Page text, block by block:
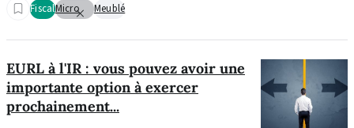
FiscalMicro Meublé
EURL à l'IR : vous pouvez avoir une
importante option à exercer
prochainement...